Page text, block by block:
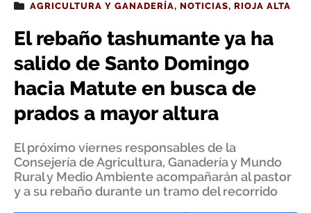
AGRICULTURA Y GANADERÍA, NOTICIAS, RIOJA ALTA
El rebaño tashumante ya ha
salido de Santo Domingo
hacia Matute en busca de
prados a mayor altura
El próximo viernes responsables de la
Consejería de Agricultura, Ganadería y Mundo
Rural y Medio Ambiente acompañarán al pastor
y a su rebaño durante un tramo del recorrido